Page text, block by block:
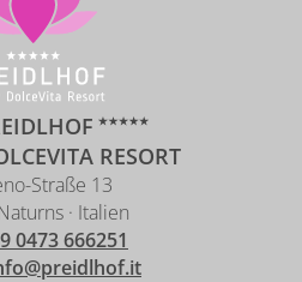
RESORT
Straße 13
· Italien
0473 666251